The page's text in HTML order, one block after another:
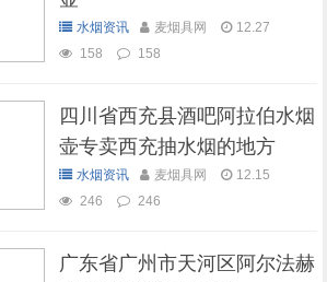
水烟资讯 麦烟具网
12.27
158
158
四川省西充县酒吧阿拉伯水烟
壶专卖西充抽水烟的地方
水烟资讯 麦烟具网
12.15
246
246
广东省广州市天河区阿尔法赫